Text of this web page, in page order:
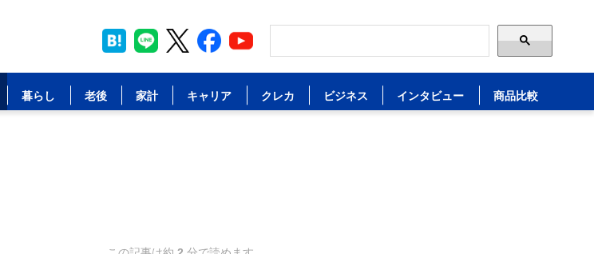
暮らし 老後 家計 キャリア クレカ ビジネス インタビュー 商品比較